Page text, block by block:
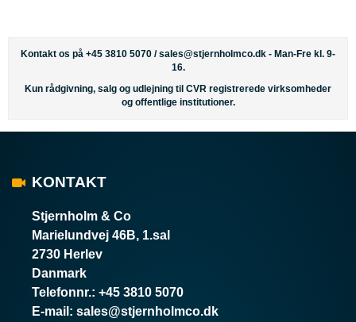
Kontakt os på +45 3810 5070 /sales@stjernholmco.dk - Man-Fre kl. 9-
16.
Kun rådgivning, salg og udlejning til CVR registrerede virksomheder
og offentlige institutioner.
KONTAKT
Stjernholm & Co
Marielundvej 46B, 1.sal
2730 Herlev
Danmark
Telefonnr.: +45 3810 5070
E-mail : sales@stjernholmco.dk